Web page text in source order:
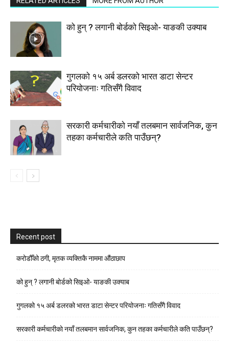
को हुन् ? लगानी बोर्डको सिइओ- याङकी उक्याब
गुगलको १५ अर्ब डलरको भारत डाटा सेन्टर
परियोजनाः गतिसँगै विवाद
सरकारी कर्मचारीकाे नयाँ तलबमान सार्वजनिक, कुन
तहका कर्मचारीले कति पाउँछन्?
Recent post
करोडौँको ठगी, मृतक व्यक्तिकै नाममा औंठाछाप
को हुन् ? लगानी बोर्डको सिइओ- याङकी उक्याब
गुगलको १५ अर्ब डलरको भारत डाटा सेन्टर परियोजनाः गतिसँगै विवाद
सरकारी कर्मचारीकाे नयाँ तलबमान सार्वजनिक, कुन तहका कर्मचारीले कति पाउँछन्?